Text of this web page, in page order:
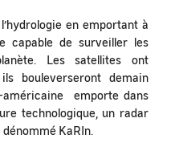
en emportant à
capable de surveiller les
Les satellites ont
bouleverseront demain
américaine emporte dans
technologique, un radar
KaRIn.